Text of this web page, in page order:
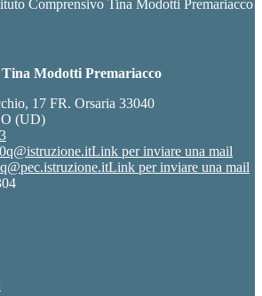
Comprensivo Tina Modotti Premariacco
Modotti Premariacco
17 FR. Orsaria 33040
(UD)
Link per inviare una mail
Link per inviare una mail